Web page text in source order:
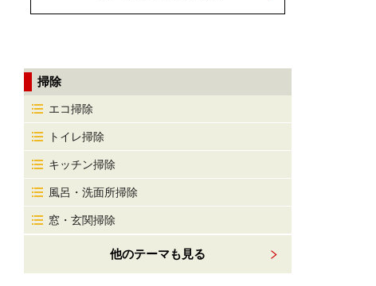
掃除
エコ掃除
トイレ掃除
キッチン掃除
風呂・洗面所掃除
窓・玄関掃除
他のテーマも見る